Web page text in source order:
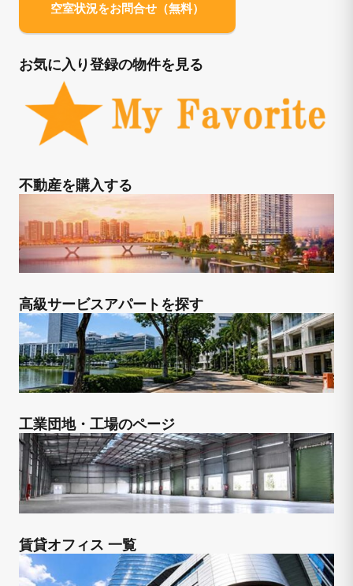
空室状況をお問合せ（無料）
お気に入り登録の物件を見る
不動産を購入する
高級サービスアパートを探す
工業団地・工場のページ
賃貸オフィス 一覧